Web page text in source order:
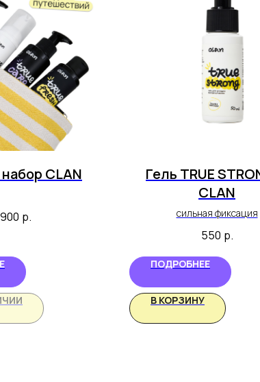
CLAN
р.
Гель TRUE
CLAN
сильная фиксация
550 р.
ПОДРОБНЕЕ
В КОРЗИНУ